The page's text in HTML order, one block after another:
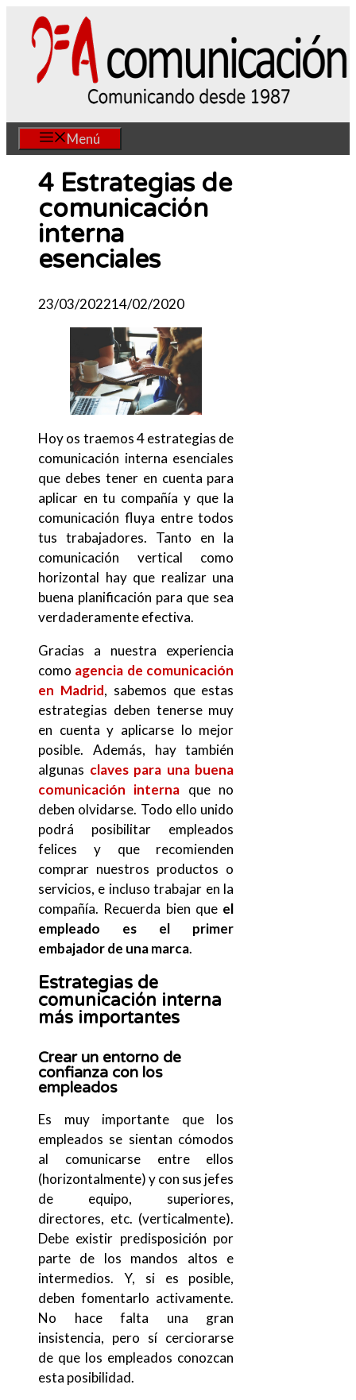
Saltar
contenido
Menú
4 Estrategias de
comunicación
interna
esenciales
23/03/202214/02/2020
Hoy os traemos 4 estrategias de
comunicación interna esenciales
que debes tener en cuenta para
aplicar en tu compañía y que la
comunicación fluya entre todos
tus trabajadores. Tanto en la
comunicación vertical como
horizontal hay que realizar una
buena planificación para que sea
verdaderamente efectiva.
Gracias a nuestra experiencia
como agencia de comunicación
en Madrid, sabemos que estas
estrategias deben tenerse muy
en cuenta y aplicarse lo mejor
posible. Además, hay también
algunas claves para una buena
comunicación interna que no
deben olvidarse. Todo ello unido
podrá posibilitar empleados
felices y que recomienden
comprar nuestros productos o
servicios, e incluso trabajar en la
compañía. Recuerda bien que el
empleado es el primer
embajador de una marca.
Estrategias de
comunicación interna
más importantes
Crear un entorno de
confianza con los
empleados
Es muy importante que los
empleados se sientan cómodos
al comunicarse entre ellos
(horizontalmente) y con sus jefes
de equipo, superiores,
directores, etc. (verticalmente).
Debe existir predisposición por
parte de los mandos altos e
intermedios. Y, si es posible,
deben fomentarlo activamente.
No hace falta una gran
insistencia, pero sí cerciorarse
de que los empleados conozcan
esta posibilidad.